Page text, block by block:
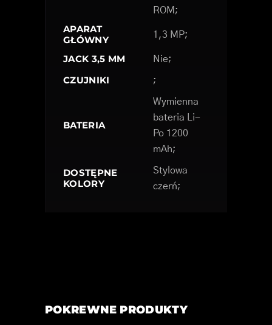
ROM;
APARAT
GŁÓWNY
1,3 MP;
JACK 3,5 MM Nie;
CZUJNIKI ;
BATERIA
Wymienna
bateria Li-
Po 1200
mAh;
DOSTĘPNE
KOLORY
Stylowa
czerń;
POKREWNE PRODUKTY